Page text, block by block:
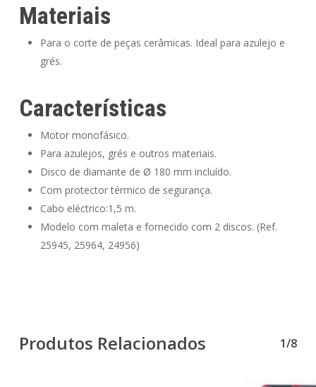
Materiais
Para o corte de peças cerâmicas. Ideal para azulejo e
grés.
Características
Motor monofásico.
Para azulejos, grés e outros materiais.
Disco de diamante de Ø 180 mm incluído.
Com protector térmico de segurança.
Cabo eléctrico:1,5 m.
Modelo com maleta e fornecido com 2 discos. (Ref.
25945, 25964, 24956)
Produtos Relacionados 1/8